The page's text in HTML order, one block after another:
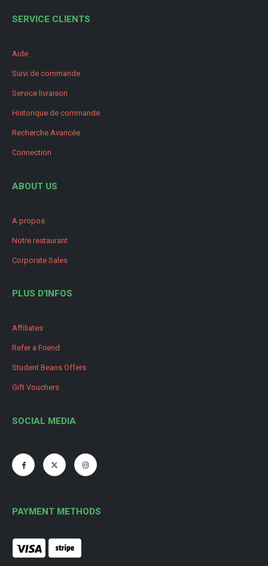
SERVICE CLIENTS
Aide
Suivi de commande
Service livraison
Historique de commande
Recherche Avancée
Connection
ABOUT US
A propos
Notre restaurant
Corporate Sales
PLUS D'INFOS
Affiliates
Refer a Friend
Student Beans Offers
Gift Vouchers
SOCIAL MEDIA
PAYMENT METHODS